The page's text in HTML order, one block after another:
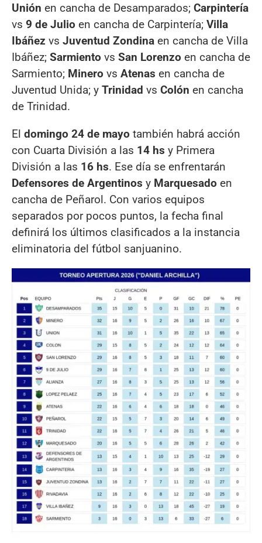
Unión en cancha de Desamparados; Carpintería
vs 9 de Julio en cancha de Carpintería; Villa
Ibáñez vs Juventud Zondina en cancha de Villa
Ibáñez; Sarmiento vs San Lorenzo en cancha de
Sarmiento; Minero vs Atenas en cancha de
Juventud Unida; y Trinidad vs Colón en cancha
de Trinidad.
El domingo 24 de mayo también habrá acción
con Cuarta División a las 14 hs y Primera
División a las 16 hs. Ese día se enfrentarán
Defensores de Argentinos y Marquesado en
cancha de Peñarol. Con varios equipos
separados por pocos puntos, la fecha final
definirá los últimos clasificados a la instancia
eliminatoria del fútbol sanjuanino.